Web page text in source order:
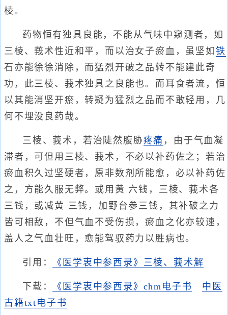
棱。
药物恒有独具良能，不能从气味中窥测者，如
三棱、莪术性近和平，而以治女子瘀血，虽坚如 铁
石亦能徐徐消除，而猛烈开破之品转不能建此奇
功，此三棱、莪术独具之良能也。而耳食者流，恒
以其能消坚开瘀，转疑为猛烈之品而不敢轻用，几
何不埋没良药哉。
三棱、莪术，若治陡然腹胁疼痛 ，由于气血凝
滞者，可但用三棱、莪术，不必以补药佐之；若治
瘀血积久过坚硬者，原非数剂所能愈，必以补药佐
之，方能久服无弊。或用黄 六钱，三棱、莪术各
三钱，或减黄 三钱，加野台参三钱，其补破之力
皆可相敌，不但气血不受伤损，瘀血之化亦较速，
盖人之气血壮旺，愈能驾驭药力以胜病也。
引用： 《医学衷中参西录》三棱、莪术解
下载： 《医学衷中参西录》chm电子书
中医
古籍txt电子书